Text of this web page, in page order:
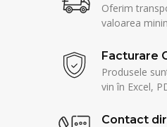
Oferim
valoarea
Facturare
Produsele
vin în Excel,
Contact